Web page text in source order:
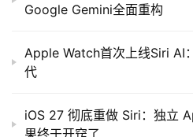
Google Gemini全面重构
Apple Watch首次上线Siri AI
代
iOS 27 彻底重做 Siri：独立